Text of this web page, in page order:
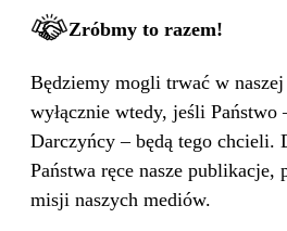
Zróbmy to razem!
Będziemy mogli trwać w
wyłącznie wtedy, jeśli
Darczyńcy – będą tego chcieli.
Państwa ręce nasze publikacje,
misji naszych mediów.